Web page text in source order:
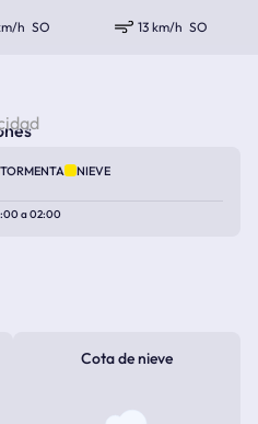
h SO 13 km/h SO
TORMENTA NIEVE
a02:00
Cota de nieve